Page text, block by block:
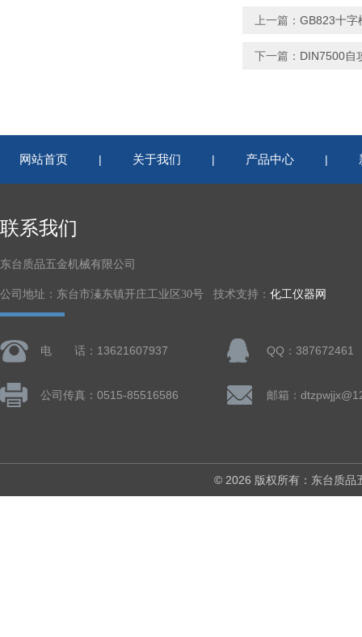
上一篇： GB823十字
下一篇： DIN7500自
网站首页 | 关于我们 | 产品中心 |
联系我们
东台质品五金机械有限公司
公司地址：东台市溱东镇开庄工业区30号 技术支持： 化工仪器网
电 话：13621607937 QQ：387672461
公司传真：0515-85516586 邮箱：
© 2026 版权所有：东台质